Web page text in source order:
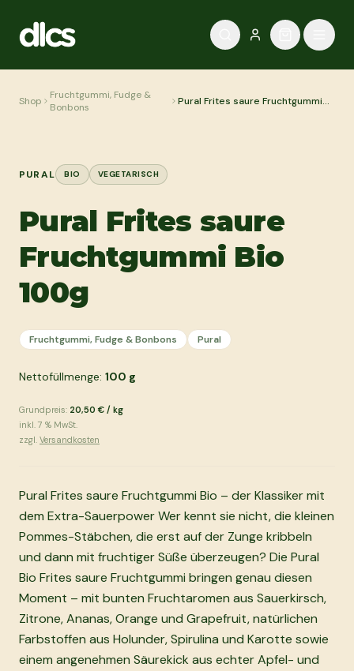
Shop
Fruchtgummi, Fudge &
Bonbons
Pural Frites saure Fruchtgummi
PURAL BIO VEGETARISCH
Pural Frites saure
Fruchtgummi Bio
100g
Fruchtgummi, Fudge & Bonbons Pural
Nettofüllmenge: 100 g
Grundpreis: 20,50 € / kg
inkl. 7 % MwSt.
zzgl. Versandkosten
Pural Frites saure Fruchtgummi Bio – der Klassiker mit
dem Extra-Sauerpower Wer kennt sie nicht, die kleinen
Pommes-Stäbchen, die erst auf der Zunge kribbeln
und dann mit fruchtiger Süße überzeugen? Die Pural
Bio Frites saure Fruchtgummi bringen genau diesen
Moment – mit bunten Fruchtaromen aus Sauerkirsch,
Zitrone, Ananas, Orange und Grapefruit, natürlichen
Farbstoffen aus Holunder, Spirulina und Karotte sowie
einem angenehmen Säurekick aus echter Apfel- und